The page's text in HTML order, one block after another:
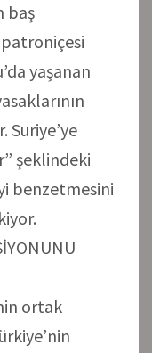
baş
yaşanan
Suriye’ye
şeklindeki
benzetmesini
ortak